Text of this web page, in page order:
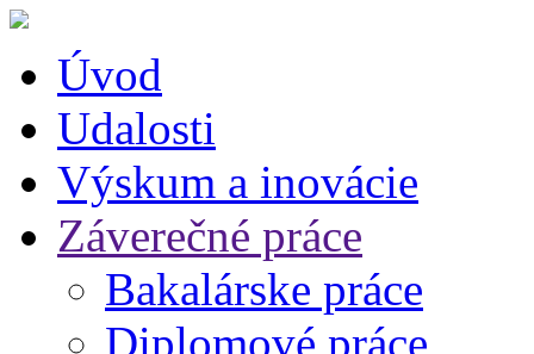
Úvod
Udalosti
Výskum a inovácie
Záverečné práce
Bakalárske práce
Diplomové práce